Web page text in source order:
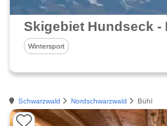
Wintersport
Schwarzwald Nordschwarzwald Bühl